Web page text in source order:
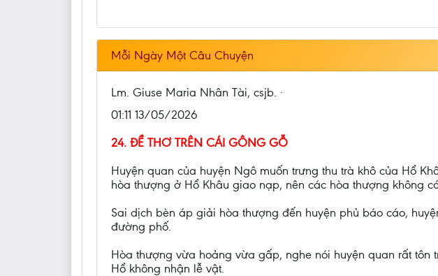
Mỗi Ngày Một Câu Chuyện
Lm. Giuse Maria Nhân Tài, csjb. ·
01:11 13/05/2026
24. ĐỀ THƠ TRÊN CÁI GÔNG GỖ
Huyện quan của huyện Ngô muốn trưng thu trà khô của Hổ
hòa thượng ở Hổ Khâu giao nạp, nên các hòa thượng không
Sai dịch bèn áp giải hòa thượng đến huyện phủ báo cáo,
đường phố.
Hòa thượng vừa hoảng vừa gấp, nghe nói huyện quan rất
Hổ không nhận lễ vật.